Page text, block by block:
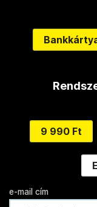
9 990 Ft
e-mail cím